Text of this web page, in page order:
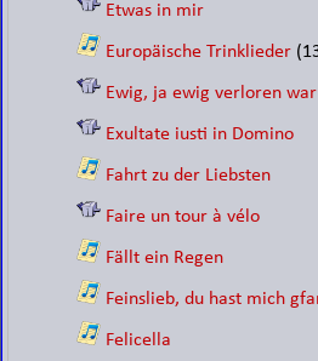
Etwas in mir
Europäische Trinklieder
Ewig, ja ewig verloren
Exultate iusti in Domino
Fahrt zu der Liebsten
Faire un tour à vélo
Fällt ein Regen
Feinslieb, du hast mich
Felicella